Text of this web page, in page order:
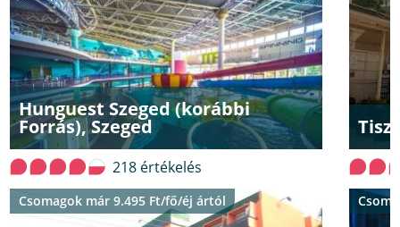
Hunguest Szeged (korábbi
Forrás), Szeged
218 értékelés
Csomagok már 9.495 Ft/fő/éj ártól